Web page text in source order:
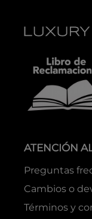
ATENCIÓN
Preguntas
Cambios o
Términos y